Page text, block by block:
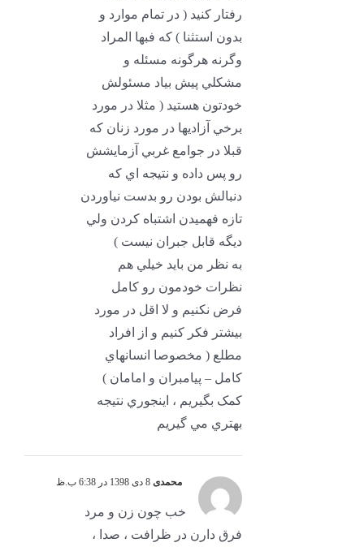
رفتار کنيد ( در تمام موارد و
بدون استثنا ) که فبها المراد
وگرنه هرگونه مسئله و
مشکلي پيش بياد مسئولش
خودتون هستيد ( مثلا در مورد
برخي آزاديها در مورد زنان که
قبلا در جوامع غربي آزمايشش
رو پس داده و نتيجه اي که
دنبالش بودن رو بدست نياوردن
تازه فهميدن اشتباه کردن ولي
ديگه قابل جبران نيست )
به نظر من بايد خيلي هم
نظرات خودمون رو کامل
فرض نکنيم و لا اقل در مورد
بيشتر فکر کنيم و از افراد
مطلع ( مخصوصا انسانهاي
کامل – پيامبران و امامان )
کمک بگيريم ، اينجوري نتيجه
بهتري مي گيريم
محمدی
خب چون زن و مرد
فرق دارن در ظرافت ، صدا ،